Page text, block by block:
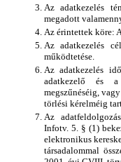
Az adatkezelés
megadott
Az érintettek köre:
Az adatkezelés
működtetése.
Az adatkezelés
adatkezelő és a
megszűnéséig,
törlési kérelméig
Az
Infotv. 5. § (1)
elektronikus
társadalommal